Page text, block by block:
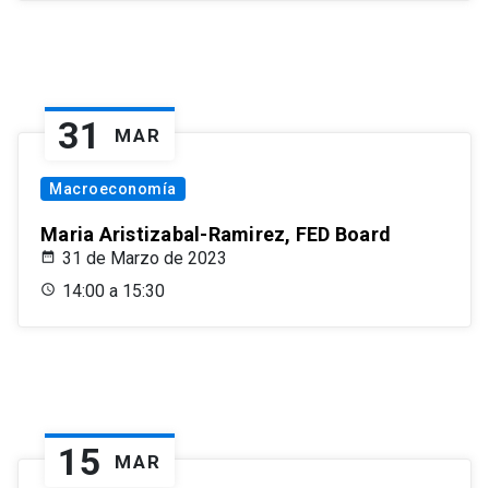
31 MAR
Macroeconomía
Maria Aristizabal-Ramirez, FED Board
31 de Marzo de 2023
14:00 a 15:30
15 MAR